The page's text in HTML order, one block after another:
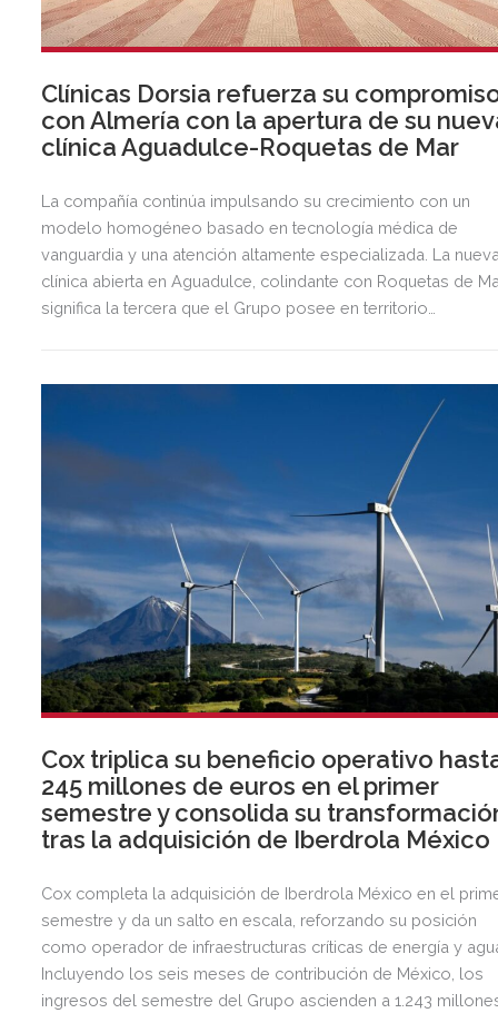
Clínicas Dorsia refuerza su
con Almería con la apertura de su
clínica Aguadulce-Roquetas de Mar
La compañía continúa impulsando su crecimiento con un
modelo homogéneo basado en tecnología médica de
vanguardia y una atención altamente especializada. La
clínica abierta en Aguadulce, colindante con Roquetas de
significa la tercera que el Grupo posee en territorio
Cox triplica su beneficio operativo
245 millones de euros en el primer
semestre y consolida su
tras la adquisición de Iberdrola México
Cox completa la adquisición de Iberdrola México en el
semestre y da un salto en escala, reforzando su posición
como operador de infraestructuras críticas de energía y
Incluyendo los seis meses de contribución de México, los
ingresos del semestre del Grupo ascienden a 1.243